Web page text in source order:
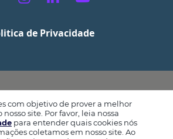
de Privacidade
MESSE. TODOS OS DIREITOS RESERVADOS.
com objetivo de prover a melhor
site. Por favor, leia nossa
para entender quais cookies nós
coletamos em nosso site. Ao